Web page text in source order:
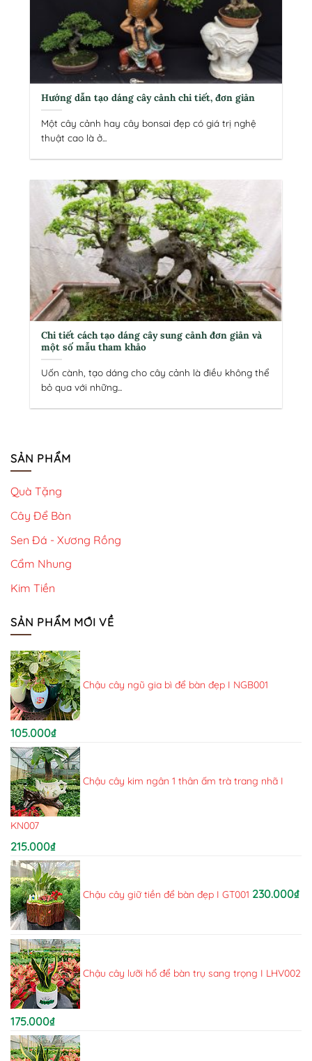
Hướng dẫn tạo dáng cây cảnh chi tiết, đơn giản
Một cây cảnh hay cây bonsai đẹp có giá trị nghệ
thuật cao là ở...
Chi tiết cách tạo dáng cây sung cảnh đơn giản và
một số mẫu tham khảo
Uốn cành, tạo dáng cho cây cảnh là điều không thể
bỏ qua với những...
SẢN PHẨM
Quà Tặng
Cây Để Bàn
Sen Đá - Xương Rồng
Cẩm Nhung
Kim Tiền
SẢN PHẨM MỚI VỀ
Chậu cây ngũ gia bì để bàn đẹp I NGB001
105.000₫
Chậu cây kim ngân 1 thân ấm trà trang nhã I
KN007
215.000₫
Chậu cây giữ tiền để bàn đẹp I GT001 230.000₫
Chậu cây lưỡi hổ để bàn trụ sang trọng I LHV002
175.000₫